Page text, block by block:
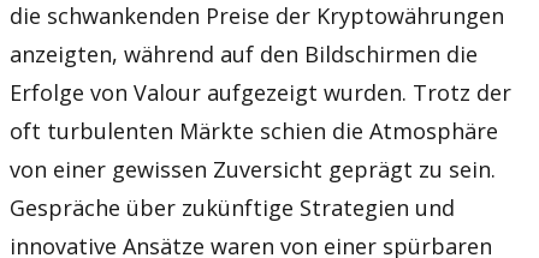
die schwankenden Preise der Kryptowährungen
anzeigten, während auf den Bildschirmen die
Erfolge von Valour aufgezeigt wurden. Trotz der
oft turbulenten Märkte schien die Atmosphäre
von einer gewissen Zuversicht geprägt zu sein.
Gespräche über zukünftige Strategien und
innovative Ansätze waren von einer spürbaren